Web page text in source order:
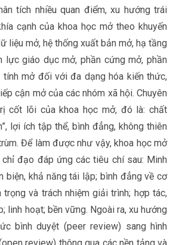
tích nhiều quan điểm, xu hướng trái
cạnh của khoa học mở theo khuyến
liệu mở, hệ thống xuất bản mở, hạ tầng
lực giáo dục mở, phần cứng mở, phần
tính mở đối với đa dạng hóa kiến thức,
cận mở của các nhóm xã hội. Chuyên
cốt lõi của khoa học mở, đó là: chất
lợi ích tập thể, bình đẳng, không thiên
Để làm được như vậy, khoa học mở
đạo đáp ứng các tiêu chí sau: Minh
biện, khả năng tái lập; bình đẳng về cơ
trọng và trách nhiệm giải trình; hợp tác,
linh hoạt; bền vững. Ngoài ra, xu hướng
bình duyệt (peer review) sang hình
review) thông qua các nền tảng và